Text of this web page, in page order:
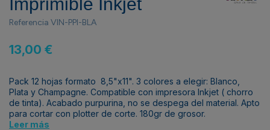
Referencia VIN-PPI-BLA
13,00 €
Pack 12 hojas formato 8,5"x11". 3 colores a elegir: Blanco,
Plata y Champagne. Compatible con impresora Inkjet ( chorro
de tinta). Acabado purpurina, no se despega del material. Apto
para cortar con plotter de corte. 180gr de grosor.
Leer más